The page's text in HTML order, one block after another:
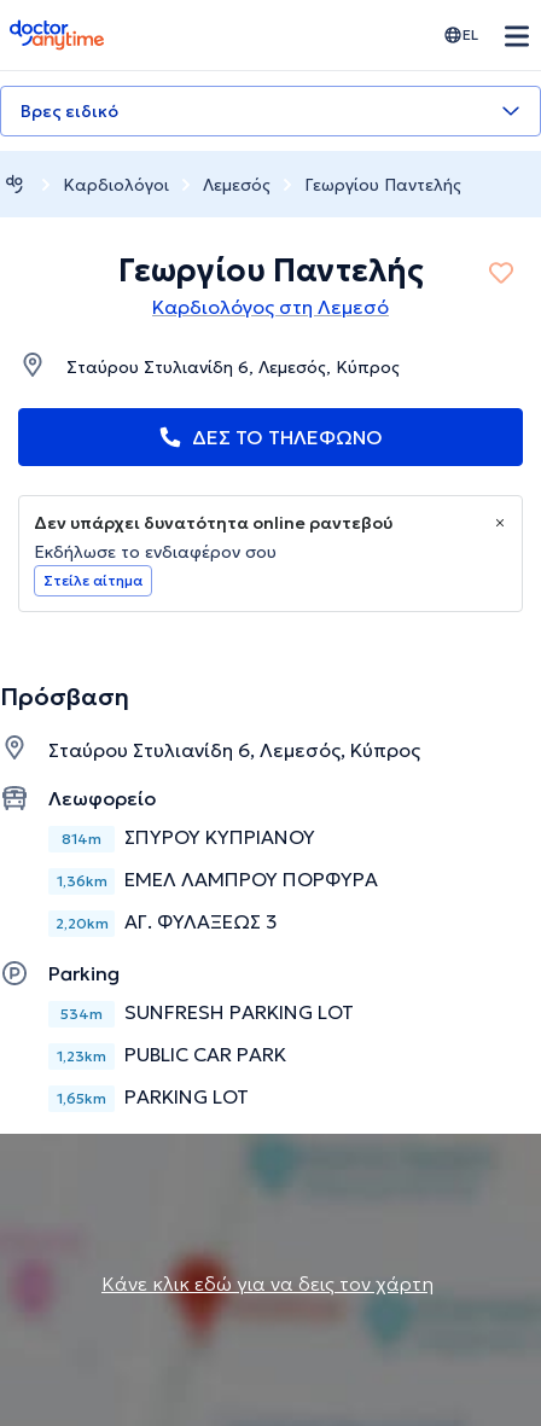
doctoranytime EL
Βρες ειδικό
Καρδιολόγοι Λεμεσός Γεωργίου Παντελής
Γεωργίου Παντελής
Καρδιολόγος στη Λεμεσό
Σταύρου Στυλιανίδη 6, Λεμεσός, Κύπρος
ΔΕΣ ΤΟ ΤΗΛΕΦΩΝΟ
Δεν υπάρχει δυνατότητα online ραντεβού
Εκδήλωσε το ενδιαφέρον σου
Στείλε αίτημα
Πρόσβαση
Σταύρου Στυλιανίδη 6, Λεμεσός, Κύπρος
Λεωφορείο
814m ΣΠΥΡΟΥ ΚΥΠΡΙΑΝΟΥ
1,36km ΕΜΕΛ ΛΑΜΠΡΟΥ ΠΟΡΦΥΡΑ
2,20km ΑΓ. ΦΥΛΑΞΕΩΣ 3
Parking
534m SUNFRESH PARKING LOT
1,23km PUBLIC CAR PARK
1,65km PARKING LOT
Κάνε κλικ εδώ για να δεις τον χάρτη